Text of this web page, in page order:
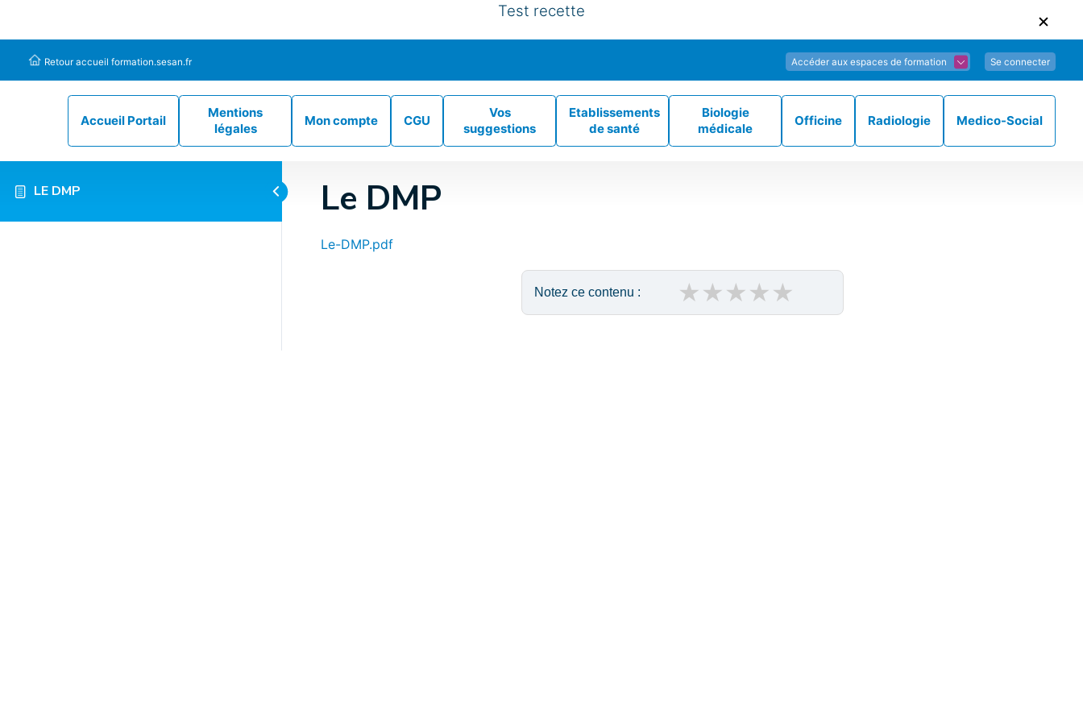
Test recette
Retour accueil formation.sesan.fr Accéder aux espaces de formation Se connecter
Accueil Portail
Mentions
légales
Mon compte CGU
Vos
suggestions
Etablissements
de santé
Biologie
médicale
Officine Radiologie Medico-Social
LE DMP Le DMP
Le-DMP.pdf
Notez ce contenu : ★
★
★
★
★